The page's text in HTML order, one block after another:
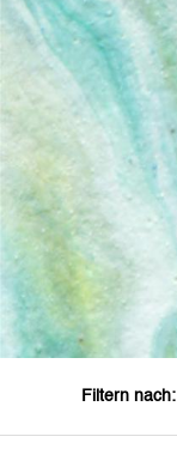
Filtern nach: